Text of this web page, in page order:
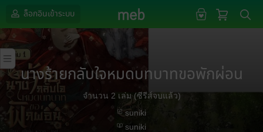
ล็อกอินเข้าระบบ
นางร้ายกลับใจหมดบทบาทขอพักผ่อน
จำนวน 2 เล่ม (ซีรีส์จบแล้ว)
suniki
suniki